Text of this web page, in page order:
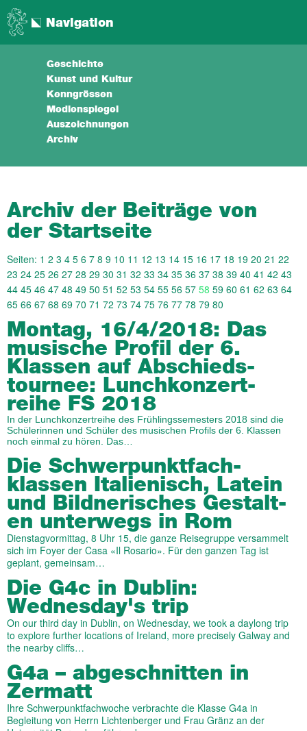
Navigation
Geschichte
Kunst und Kultur
Kenngrössen
Medienspiegel
Auszeichnungen
Archiv
Archiv der Beiträge von
der Startseite
Seiten: 1 2 3 4 5 6 7 8 9 10 11 12 13 14 15 16 17 18 19 20 21 22
23 24 25 26 27 28 29 30 31 32 33 34 35 36 37 38 39 40 41 42 43
44 45 46 47 48 49 50 51 52 53 54 55 56 57 58 59 60 61 62 63 64
65 66 67 68 69 70 71 72 73 74 75 76 77 78 79 80
Montag, 16/4/2018: Das
musische Profil der 6.
Klassen auf Abschieds­
tournee: Lunch­konzert­
reihe FS 2018
In der Lunchkonzertreihe des Frühlingssemesters 2018 sind die
Schülerinnen und Schüler des musischen Profils der 6. Klassen
noch einmal zu hören. Das…
Die Schwer­punkt­fach­
klassen Italienisch, Latein
und Bild­nerisches Ge­stalt­
en un­ter­wegs in Rom
Dienstagvormittag, 8 Uhr 15, die ganze Reisegruppe versammelt
sich im Foyer der Casa «Il Rosario». Für den ganzen Tag ist
geplant, gemeinsam…
Die G4c in Dublin:
Wednes­day's trip
On our third day in Dublin, on Wednesday, we took a daylong trip
to explore further locations of Ireland, more precisely Galway and
the nearby cliffs…
G4a – ab­geschnit­ten in
Zermatt
Ihre Schwerpunktfachwoche verbrachte die Klasse G4a in
Begleitung von Herrn Lichtenberger und Frau Gränz an der